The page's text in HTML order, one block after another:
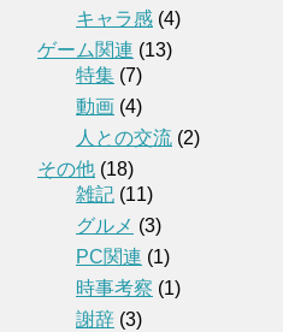
キャラ感 (4)
ゲーム関連 (13)
特集 (7)
動画 (4)
人との交流 (2)
その他 (18)
雑記 (11)
グルメ (3)
PC関連 (1)
時事考察 (1)
謝辞 (3)